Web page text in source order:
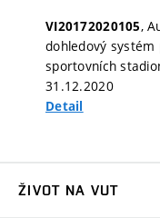
VI20172020105,
dohledový
sportovních
31.12.2020
Detail
ŽIVOT NA VUT